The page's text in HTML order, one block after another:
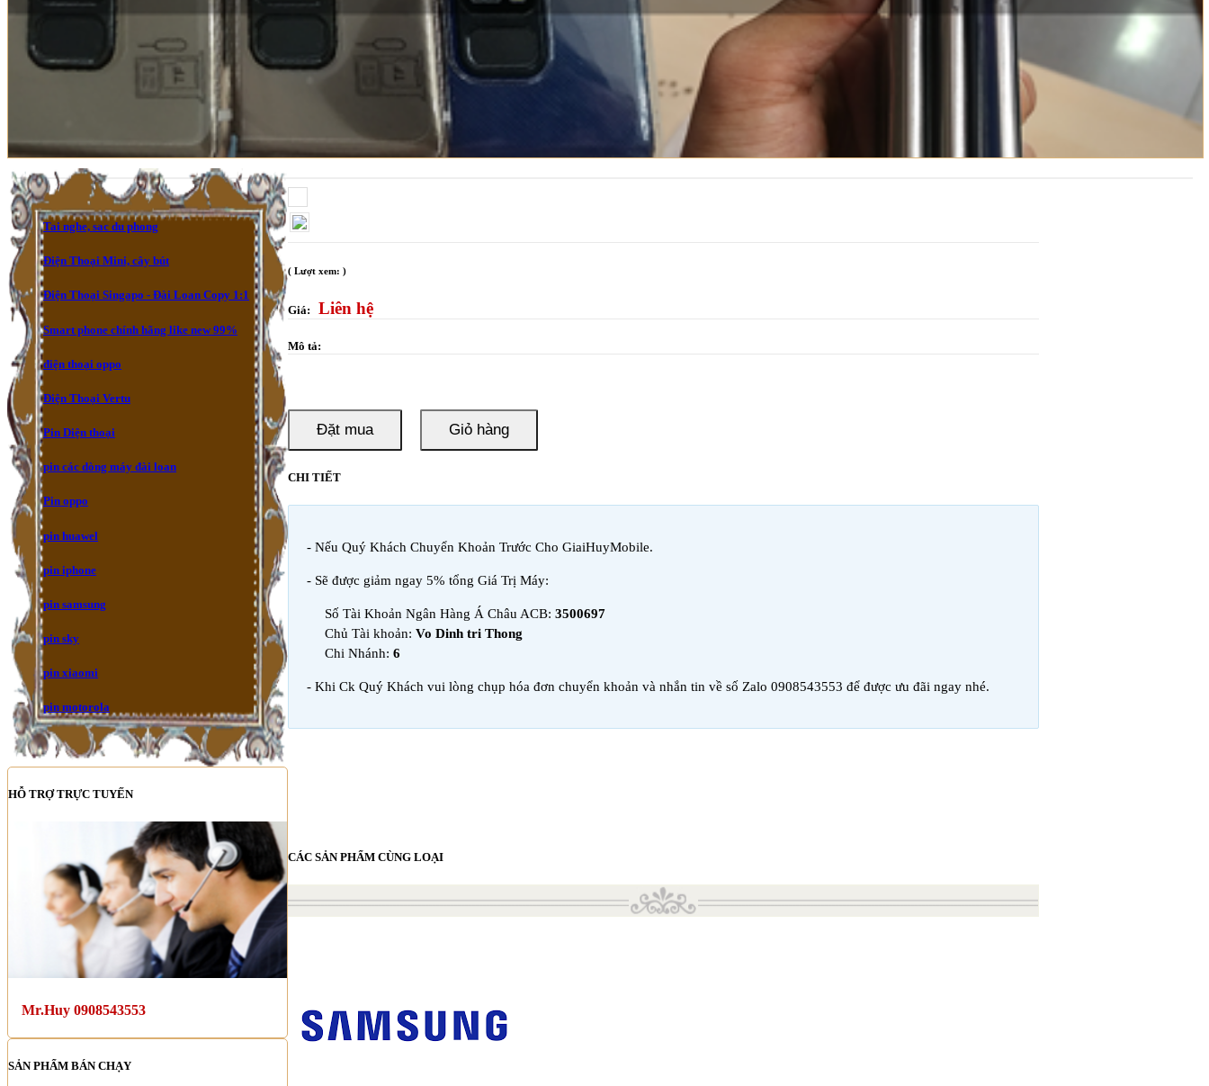
Tai nghe, sac du phong
Điện Thoại Mini, cây bút
Điện Thoại Singapo - Đài Loan Copy 1:1
Smart phone chính hãng like new 99%
điện thoại oppo
Điện Thoại Vertu
Pin Diện thoại
pin các dòng máy đài loan
Pin oppo
pin huawel
pin iphone
pin samsung
pin sky
pin xiaomi
pin motorola
HỖ TRỢ TRỰC TUYẾN
Mr.Huy 0908543553
SẢN PHẨM BÁN CHẠY
( Lượt xem: )
Giá: Liên hệ
Mô tả:
Đặt mua Giỏ hàng
CHI TIẾT
- Nếu Quý Khách Chuyển Khoản Trước Cho GiaiHuyMobile.
- Sẽ được giảm ngay 5% tổng Giá Trị Máy:
Số Tài Khoản Ngân Hàng Á Châu ACB: 3500697
Chủ Tài khoản: Vo Dinh tri Thong
Chi Nhánh: 6
- Khi Ck Quý Khách vui lòng chụp hóa đơn chuyển khoản và nhắn tin về số Zalo 0908543553 để được ưu đãi ngay nhé.
CÁC SẢN PHẨM CÙNG LOẠI